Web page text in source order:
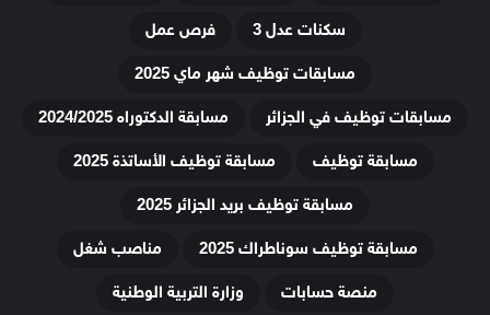
سكنات عدل 3
فرص عمل
مسابقات توظيف شهر ماي 2025
مسابقات توظيف في الجزائر
مسابقة الدكتوراه 2024/2025
مسابقة توظيف
مسابقة توظيف الأساتذة 2025
مسابقة توظيف بريد الجزائر 2025
مسابقة توظيف سوناطراك 2025
مناصب شغل
منصة حسابات
وزارة التربية الوطنية